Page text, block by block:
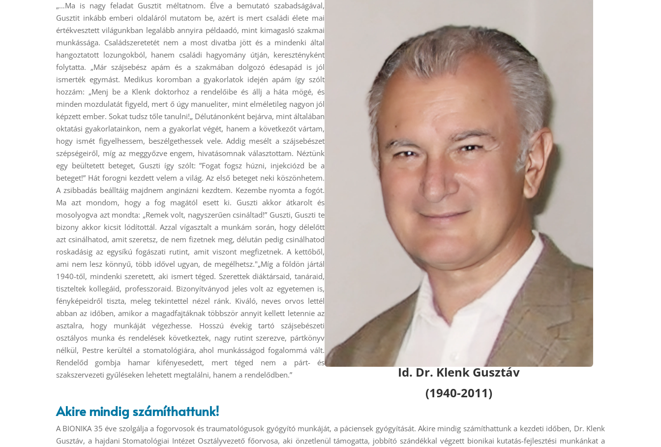
„…Ma is nagy feladat Gusztit méltatnom. Élve a bemutató szabadságával,
Gusztit inkább emberi oldaláról mutatom be, azért is mert családi élete mai
értékvesztett világunkban legalább annyira példaadó, mint kimagasló szakmai
munkássága. Családszeretetét nem a most divatba jött és a mindenki által
hangoztatott lozungokból, hanem családi hagyomány útján, keresztényként
folytatta. „Már szájsebész apám és a szakmában dolgozó édesapád is jól
ismerték egymást. Medikus koromban a gyakorlatok idején apám így szólt
hozzám: „Menj be a Klenk doktorhoz a rendelőibe és állj a háta mögé, és
minden mozdulatát figyeld, mert ő úgy manueliter, mint elméletileg nagyon jól
képzett ember. Sokat tudsz tőle tanulni!„ Délutánonként bejárva, mint általában
oktatási gyakorlatainkon, nem a gyakorlat végét, hanem a következőt vártam,
hogy ismét figyelhessem, beszélgethessek vele. Addig mesélt a szájsebészet
szépségeiről, míg az meggyőzve engem, hivatásomnak választottam. Néztünk
egy beültetett beteget, Guszti így szólt: ”Fogat fogsz húzni, injekciózd be a
beteget!” Hát forogni kezdett velem a világ. Az első beteget neki köszönhetem.
A zsibbadás beálltáig majdnem anginázni kezdtem. Kezembe nyomta a fogót.
Ma azt mondom, hogy a fog magától esett ki. Guszti akkor átkarolt és
mosolyogva azt mondta: „Remek volt, nagyszerűen csináltad!” Guszti, Guszti te
bizony akkor kicsit lódítottál. Azzal vígasztalt a munkám során, hogy délelőtt
azt csinálhatod, amit szeretsz, de nem fizetnek meg, délután pedig csinálhatod
roskadásig az egysíkú fogászati rutint, amit viszont megfizetnek. A kettőből,
ami nem lesz könnyű, több idővel ugyan, de megélhetsz."„Míg a földön jártál
1940-től, mindenki szeretett, aki ismert téged. Szerettek diáktársaid, tanáraid,
tiszteltek kollegáid, professzoraid. Bizonyítványod jeles volt az egyetemen is,
fényképeidről tiszta, meleg tekintettel nézel ránk. Kiváló, neves orvos lettél
abban az időben, amikor a magadfajtáknak többször annyit kellett letennie az
asztalra, hogy munkáját végezhesse. Hosszú évekig tartó szájsebészeti
osztályos munka és rendelések következtek, nagy rutint szerezve, pártkönyv
nélkül, Pestre kerültél a stomatológiára, ahol munkásságod fogalommá vált.
Rendelőd gombja hamar kifényesedett, mert téged nem a párt- és
szakszervezeti gyűléseken lehetett megtalálni, hanem a rendelődben.”
Id. Dr. Klenk Gusztáv
(1940-2011)
Akire mindig számíthattunk!
A BIONIKA 35 éve szolgálja a fogorvosok és traumatológusok gyógyító munkáját, a páciensek gyógyítását. Akire mindig számíthattunk a kezdeti időben, Dr. Klenk
Gusztáv, a hajdani Stomatológiai Intézet Osztályvezető főorvosa, aki önzetlenül támogatta, jobbító szándékkal végzett bionikai kutatás-fejlesztési munkánkat a